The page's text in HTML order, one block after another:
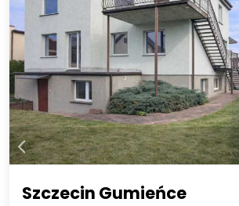
Szczecin Gumieńce